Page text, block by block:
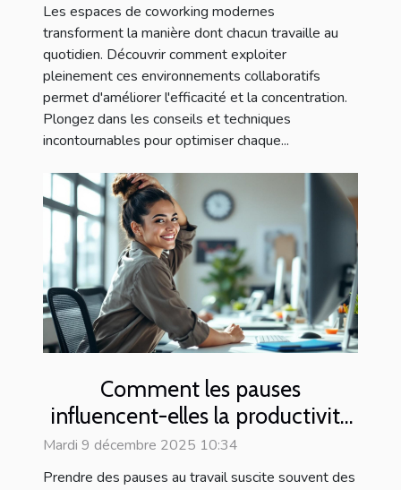
Les espaces de coworking modernes
transforment la manière dont chacun travaille au
quotidien. Découvrir comment exploiter
pleinement ces environnements collaboratifs
permet d'améliorer l'efficacité et la concentration.
Plongez dans les conseils et techniques
incontournables pour optimiser chaque...
Comment les pauses
influencent-elles la productivité
au travail ?
Mardi 9 décembre 2025 10:34
Prendre des pauses au travail suscite souvent des